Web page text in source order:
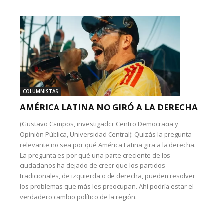
COLUMNISTAS
AMÉRICA LATINA NO GIRÓ A LA DERECHA
(Gustavo Campos, investigador Centro Democracia y
Opinión Pública, Universidad Central): Quizás la pregunta
relevante no sea por qué América Latina gira a la derecha.
La pregunta es por qué una parte creciente de los
ciudadanos ha dejado de creer que los partidos
tradicionales, de izquierda o de derecha, pueden resolver
los problemas que más les preocupan. Ahí podría estar el
verdadero cambio político de la región.